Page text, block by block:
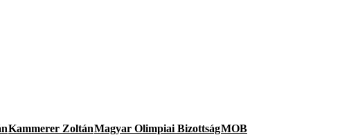
Kammerer ZoltánMagyar Olimpiai BizottságMOB